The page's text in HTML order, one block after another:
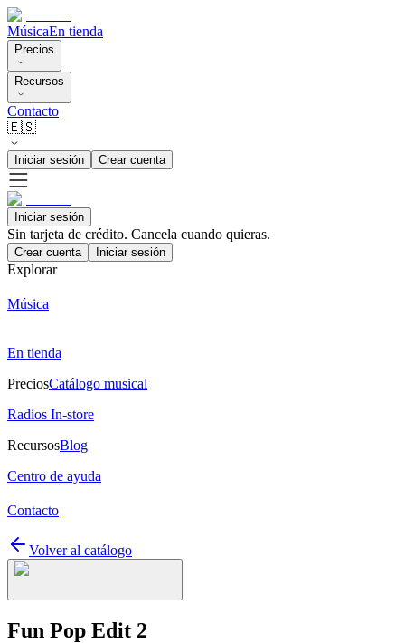
MúsicaEn tienda
Precios
Recursos
Contacto
🇪🇸
Iniciar sesión Crear cuenta
Iniciar sesión
Sin tarjeta de crédito. Cancela cuando quieras.
Crear cuenta Iniciar sesión
Explorar
Música
En tienda
PreciosCatálogo musical
Radios In-store
RecursosBlog
Centro de ayuda
Contacto
Volver al catálogo
Fun Pop Edit 2